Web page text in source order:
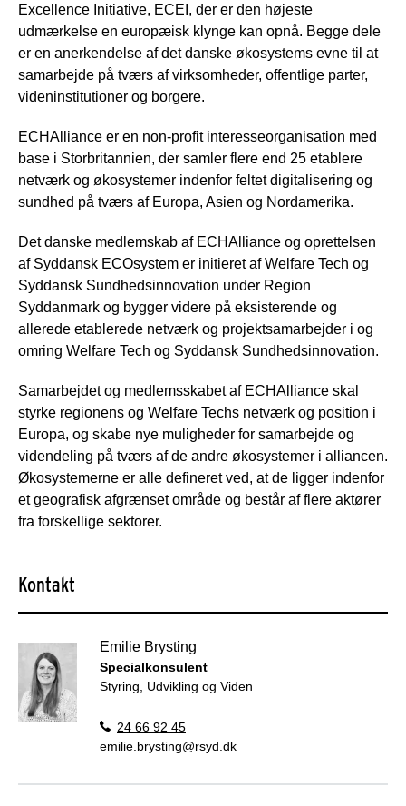
Excellence Initiative, ECEI, der er den højeste
udmærkelse en europæisk klynge kan opnå. Begge dele
er en anerkendelse af det danske økosystems evne til at
samarbejde på tværs af virksomheder, offentlige parter,
videninstitutioner og borgere.
ECHAlliance er en non-profit interesseorganisation med
base i Storbritannien, der samler flere end 25 etablere
netværk og økosystemer indenfor feltet digitalisering og
sundhed på tværs af Europa, Asien og Nordamerika.
Det danske medlemskab af ECHAlliance og oprettelsen
af Syddansk ECOsystem er initieret af Welfare Tech og
Syddansk Sundhedsinnovation under Region
Syddanmark og bygger videre på eksisterende og
allerede etablerede netværk og projektsamarbejder i og
omring Welfare Tech og Syddansk Sundhedsinnovation.
Samarbejdet og medlemsskabet af ECHAlliance skal
styrke regionens og Welfare Techs netværk og position i
Europa, og skabe nye muligheder for samarbejde og
videndeling på tværs af de andre økosystemer i alliancen.
Økosystemerne er alle defineret ved, at de ligger indenfor
et geografisk afgrænset område og består af flere aktører
fra forskellige sektorer.
Kontakt
Emilie Brysting
Specialkonsulent
Styring, Udvikling og Viden
24 66 92 45
emilie.brysting@rsyd.dk